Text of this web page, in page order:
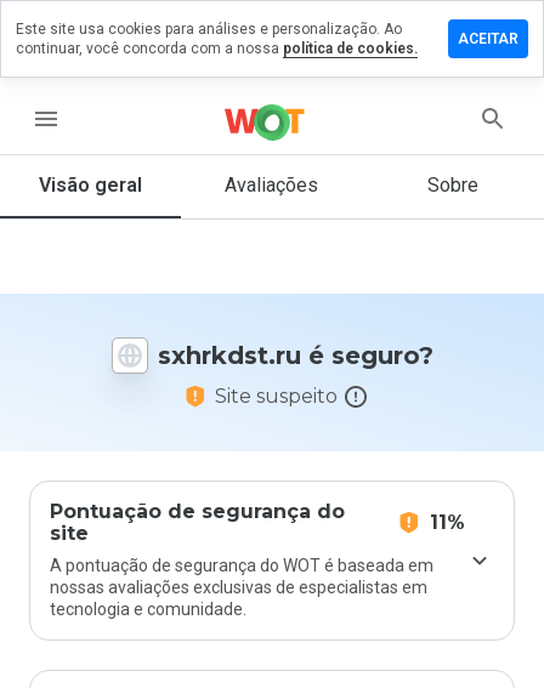
menu
Visão geral Avaliações Sobre
sxhrkdst.ru é seguro?
Site suspeito
Pontuação de segurança do
site
11%
A pontuação de segurança do WOT é baseada em
nossas avaliações exclusivas de especialistas em
tecnologia e comunidade.
um
que
Este site usa cookies para análises e personalização. Ao
continuar, você concorda com a nossa política de cookies.
ACEITAR